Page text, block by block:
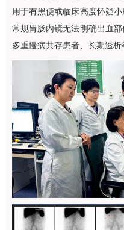
用于有黑便或临床高度怀疑
常规胃肠内镜无法明确出血
多重慢病共存患者、长期透析